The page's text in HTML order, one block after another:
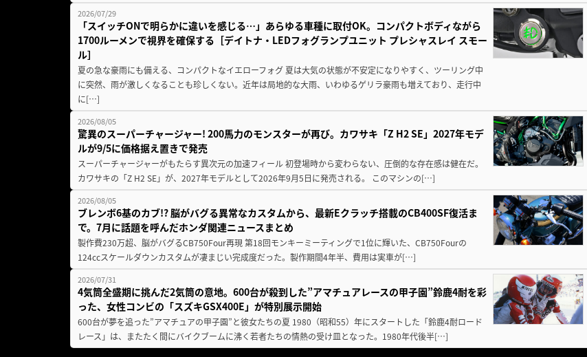
2026/07/29
「スイッチONで明らかに違いを感じる…」あらゆる車種に取付OK。コンパクトボディながら
1700ルーメンで視界を確保する［デイトナ・LEDフォグランプユニット プレシャスレイ スモー
ル］
夏の急な豪雨にも備える、コンパクトなイエローフォグ 夏は大気の状態が不安定になりやすく、ツーリング中
に突然、雨が激しくなることも珍しくない。近年は局地的な大雨、いわゆるゲリラ豪雨も増えており、走行中
に[…]
2026/08/05
驚異のスーパーチャージャー! 200馬力のモンスターが再び。カワサキ「Z H2 SE」2027年モデ
ルが9/5に価格据え置きで発売
スーパーチャージャーがもたらす異次元の加速フィール 初登場時から変わらない、圧倒的な存在感は健在だ。
カワサキの「Z H2 SE」が、2027年モデルとして2026年9月5日に発売される。 このマシンの[…]
2026/08/05
ブレンボ6基のカブ!? 脳がバグる異常なカスタムから、最新Eクラッチ搭載のCB400SF復活ま
で。7月に話題を呼んだホンダ関連ニュースまとめ
製作費230万超、脳がバグるCB750Four再現 第18回モンキーミーティングで1位に輝いた、CB750Fourの
124ccスケールダウンカスタムが凄まじい完成度だった。製作期間4年半、費用は実車が[…]
2026/07/31
4気筒全盛期に挑んだ2気筒の意地。600台が殺到した”アマチュアレースの甲子園”鈴鹿4耐を彩
った、女性コンビの「スズキGSX400E」が特別展示開始
600台が夢を追った”アマチュアの甲子園”と彼女たちの夏 1980（昭和55）年にスタートした「鈴鹿4耐ロード
レース」は、またたく間にバイクブームに沸く若者たちの情熱の受け皿となった。1980年代後半[…]